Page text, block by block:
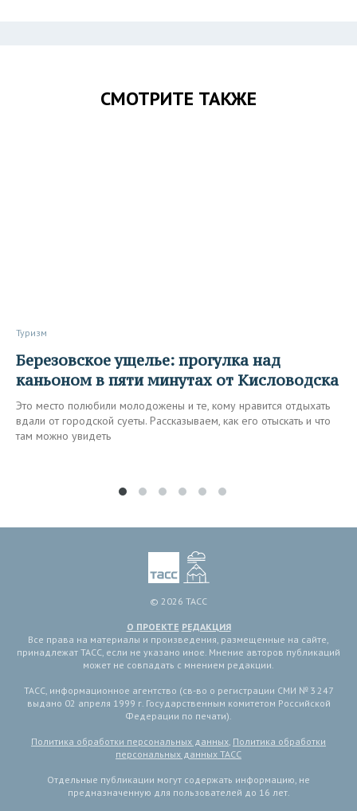
СМОТРИТЕ ТАКЖЕ
Туризм
Березовское ущелье: прогулка над
каньоном в пяти минутах от Кисловодска
Это место полюбили молодожены и те, кому нравится отдыхать
вдали от городской суеты. Рассказываем, как его отыскать и что
там можно увидеть
© 2026 ТАСС
О ПРОЕКТЕ РЕДАКЦИЯ
Все права на материалы и произведения, размещенные на сайте,
принадлежат ТАСС, если не указано иное. Мнение авторов публикаций
может не совпадать с мнением редакции.
ТАСС, информационное агентство (св-во о регистрации СМИ № 3 247
выдано 02 апреля 1999 г. Государственным комитетом Российской
Федерации по печати).
Политика обработки персональных данных Политика обработки
персональных данных ТАСС
Отдельные публикации могут содержать информацию, не
предназначенную для пользователей до 16 лет.